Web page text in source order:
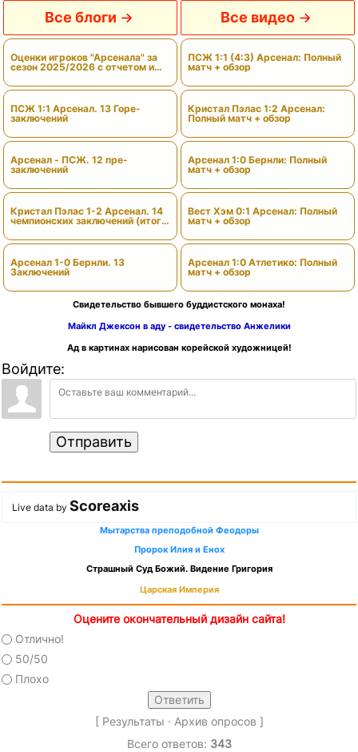
Все блоги
Оценки игроков "Арсенала" за
сезон 2025/2026 с отчетом и
ПСЖ 1:1 Арсенал. 13 Горе-
заключений
Арсенал - ПСЖ. 12 пре-
заключений
Кристал Пэлас 1-2 Арсенал. 14
чемпионских заключений (итоги
Арсенал 1-0 Бернли. 13
Заключений
Все видео
ПСЖ 1:1 (4:3) Арсенал: Полный
матч + обзор
Кристал Пэлас 1:2 Арсенал:
Полный матч + обзор
Арсенал 1:0 Бернли: Полный
матч + обзор
Вест Хэм 0:1 Арсенал: Полный
матч + обзор
Арсенал 1:0 Атлетико: Полный
матч + обзор
Свидетельство бывшего буддистского монаха!
Майкл Джексон в аду - свидетельство Анжелики
Ад в картинах нарисован корейской художницей!
Войдите:
Отправить
Live data by Scoreaxis
Мытарства преподобной Феодоры
Пророк Илия и Енох
Страшный Суд Божий. Видение Григория
Царская Империя
Оцените окончательный дизайн сайта!
Отлично!
50/50
Плохо
[ Результаты · Архив опросов ]
Всего ответов: 343